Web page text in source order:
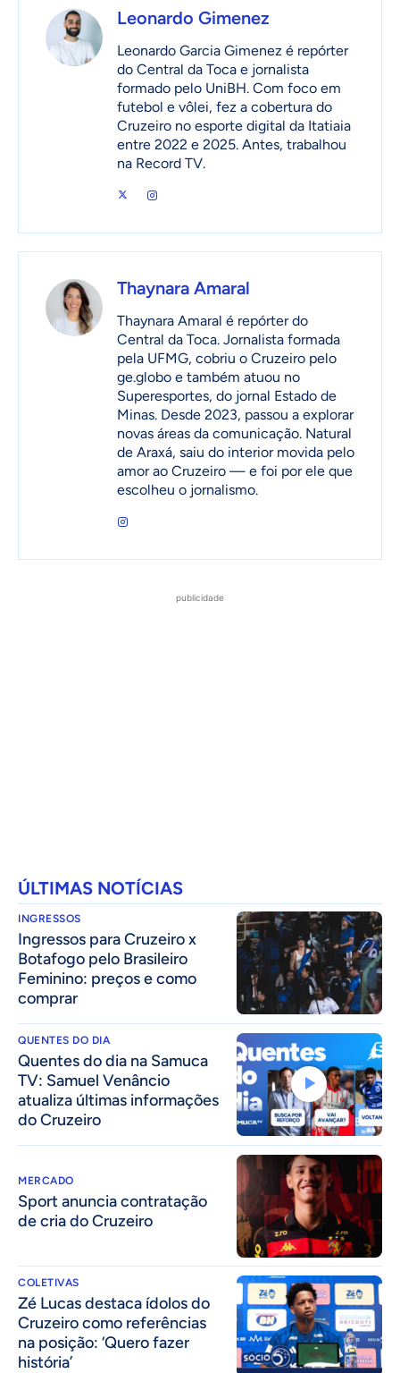
Leonardo Gimenez
Leonardo Garcia Gimenez é repórter
do Central da Toca e jornalista
formado pelo UniBH. Com foco em
futebol e vôlei, fez a cobertura do
Cruzeiro no esporte digital da Itatiaia
entre 2022 e 2025. Antes, trabalhou
na Record TV.
Thaynara Amaral
Thaynara Amaral é repórter do
Central da Toca. Jornalista formada
pela UFMG, cobriu o Cruzeiro pelo
ge.globo e também atuou no
Superesportes, do jornal Estado de
Minas. Desde 2023, passou a explorar
novas áreas da comunicação. Natural
de Araxá, saiu do interior movida pelo
amor ao Cruzeiro — e foi por ele que
escolheu o jornalismo.
publicidade
ÚLTIMAS NOTÍCIAS
INGRESSOS
Ingressos para Cruzeiro x
Botafogo pelo Brasileiro
Feminino: preços e como
comprar
QUENTES DO DIA
Quentes do dia na Samuca
TV: Samuel Venâncio
atualiza últimas informações
do Cruzeiro
MERCADO
Sport anuncia contratação
de cria do Cruzeiro
COLETIVAS
Zé Lucas destaca ídolos do
Cruzeiro como referências
na posição: ‘Quero fazer
história’